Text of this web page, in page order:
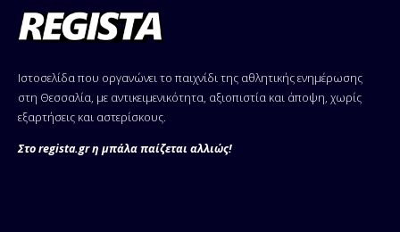
Ιστοσελίδα που οργανώνει το παιχνίδι της αθλητικής ενημέρωσης
στη Θεσσαλία, με αντικειμενικότητα, αξιοπιστία και άποψη, χωρίς
εξαρτήσεις και αστερίσκους.
Στο regista.gr η μπάλα παίζεται αλλιώς!